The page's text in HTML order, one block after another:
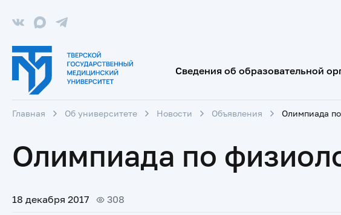
Сведения об образовательной
Главная Об университете Новости Объявления Олимпиада
Олимпиада по
18 декабря 2017 308